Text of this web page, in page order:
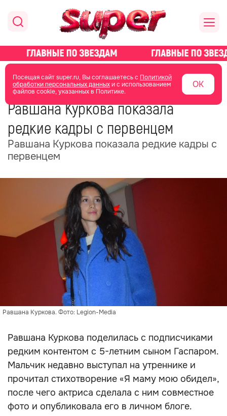
Посещая сайт super.ru, Вы соглашаетесь с Политикой
обработки персональных данныхи с использованием
файлов cookie, указанных в Политике.
ОК
главная новости о звездах новости
27 ноября 2025 18:45
Равшана Куркова показала
редкие кадры с первенцем
Равшана Куркова показала редкие кадры с
первенцем
Равшана Куркова. Фото: Legion-Media
Равшана Куркова поделилась с подписчиками
редким контентом с 5-летним сыном Гаспаром.
Мальчик недавно выступал на утреннике и
прочитал стихотворение «Я маму мою обидел»,
после чего актриса сделала с ним совместное
фото и опубликовала его в личном блоге.